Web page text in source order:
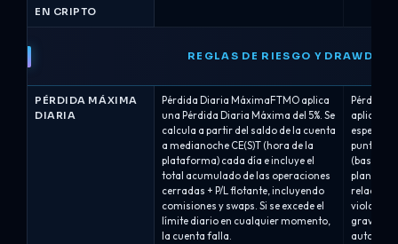
EN CRIPTO
REGLAS DE RIESGO Y
PÉRDIDA MÁXIMA
DIARIA
Pérdida Diaria MáximaFTMO aplica
una Pérdida Diaria Máxima del 5%. Se
calcula a partir del saldo de la cuenta
a medianoche CE(S)T (hora de la
plataforma) cada día e incluye el
total acumulado de las operaciones
cerradas + P/L flotante, incluyendo
comisiones y swaps. Si se excede el
límite diario en cualquier momento,
la cuenta falla.
Pérdida
aplica un
puntos
(basado
plan). El
relación
grave